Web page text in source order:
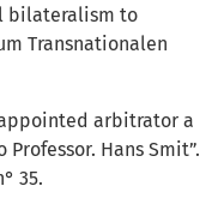
bilateralism to
Transnationalen
appointed arbitrator a
Hans Smit”.
35.